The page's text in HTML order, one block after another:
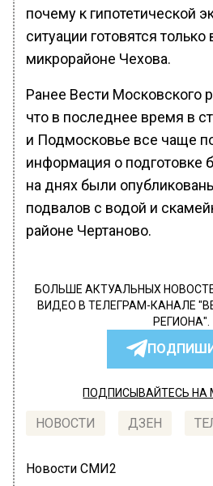
почему к гипотетической
ситуации готовятся
микрорайоне Чехова.
Ранее Вести Московского
что в последнее время в
и Подмосковье все чаще
информация о подготовке
на днях были
подвалов с водой и
районе Чертаново.
БОЛЬШЕ АКТУАЛЬНЫХ
ВИДЕО В ТЕЛЕГРАМ-КАНАЛЕ
РЕГИОНА".
ПОДПИСЫВАЙТЕСЬ НА
НОВОСТИ ДЗЕН
Новости СМИ2